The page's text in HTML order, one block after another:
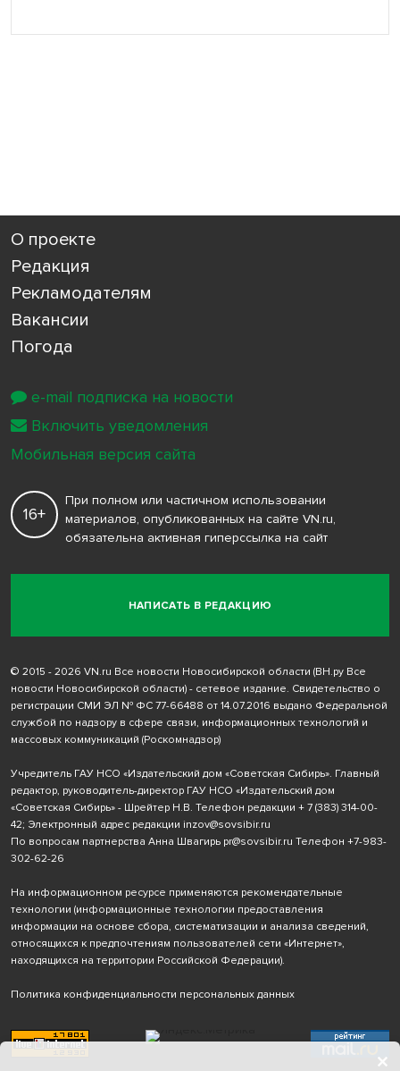
О проекте
Редакция
Рекламодателям
Вакансии
Погода
НАПИСАТЬ В РЕДАКЦИЮ
16+
При полном или частичном использовании
материалов, опубликованных на сайте VN.ru,
обязательна активная гиперссылка на сайт
© 2015 - 2026 VN.ru Все новости Новосибирской области (ВН.ру Все
новости Новосибирской области) - сетевое издание. Свидетельство о
регистрации СМИ ЭЛ № ФС 77-66488 от 14.07.2016 выдано Федеральной
службой по надзору в сфере связи, информационных технологий и
массовых коммуникаций (Роскомнадзор)
Учредитель ГАУ НСО «Издательский дом «Советская Сибирь». Главный
редактор, руководитель-директор ГАУ НСО «Издательский дом
«Советская Сибирь» - Шрейтер Н.В. Телефон редакции + 7 (383) 314-00-
42; Электронный адрес редакции inzov@sovsibir.ru
По вопросам партнерства Анна Швагирь pr@sovsibir.ru Телефон +7-983-
302-62-26
На информационном ресурсе применяются рекомендательные
технологии (информационные технологии предоставления
информации на основе сбора, систематизации и анализа сведений,
относящихся к предпочтениям пользователей сети «Интернет»,
находящихся на территории Российской Федерации).
Политика конфиденциальности персональных данных
e-mail подписка на новости
Включить уведомления
Мобильная версия сайта